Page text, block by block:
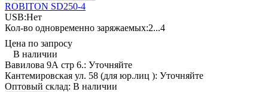
ROBITON SD250-4
USB:Нет
Кол-во одновременно заряжаемых:2...4
Цена по запросу
В наличии
Вавилова 9А стр 6.: Уточняйте
Кантемировская ул. 58 (для юр.лиц ): Уточняйте
Оптовый склад: В наличии